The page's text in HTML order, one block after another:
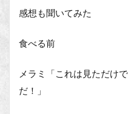
感想も聞いてみた
食べる前
メラミ「これは見ただけ
だ！」